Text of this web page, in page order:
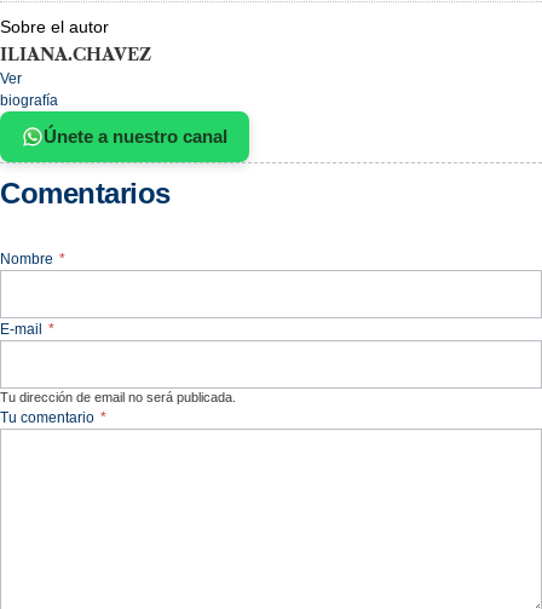
Sobre el autor
ILIANA.CHAVEZ
Ver
biografía
Únete a nuestro canal
Comentarios
Nombre *
E-mail *
Tu dirección de email no será publicada.
Tu comentario *